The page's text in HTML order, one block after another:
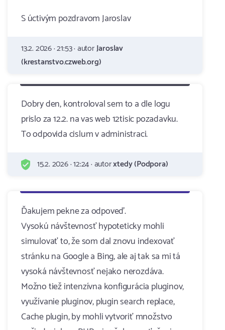
S úctivým pozdravom Jaroslav
13.2. 2026 · 21:53 · autorJaroslav
(krestanstvo.czweb.org)
Dobry den, kontroloval sem to a dle logu
prislo za 12.2. na vas web 12tisic pozadavku.
To odpovida cislum v administraci.
15.2. 2026 · 12:24 · autorxtedy (Podpora)
Ďakujem pekne za odpoveď.
Vysokú návštevnosť hypoteticky mohli
simulovať to, že som dal znovu indexovať
stránku na Google a Bing, ale aj tak sa mi tá
vysoká návštevnosť nejako nerozdáva.
Možno tiež intenzívna konfigurácia pluginov,
využívanie pluginov, plugin search replace,
Cache plugin, by mohli vytvoriť množstvo